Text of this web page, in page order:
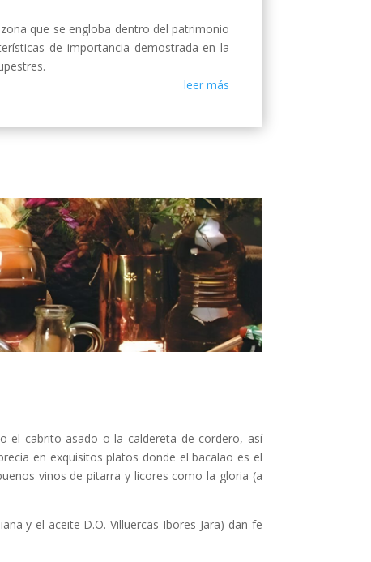
que se engloba dentro del patrimonio
de importancia demostrada en la
leer más
el cabrito asado o la caldereta de cordero, así
en exquisitos platos donde el bacalao es el
vinos de pitarra y licores como la gloria (a
y el aceite D.O. Villuercas-Ibores-Jara) dan fe